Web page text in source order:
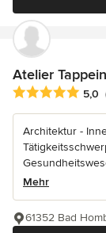
Atelier
5,0
Architektur -
Mehr
61352 Bad